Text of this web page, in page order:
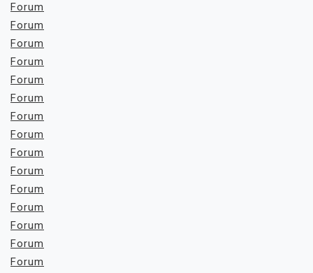
Forum
Forum
Forum
Forum
Forum
Forum
Forum
Forum
Forum
Forum
Forum
Forum
Forum
Forum
Forum